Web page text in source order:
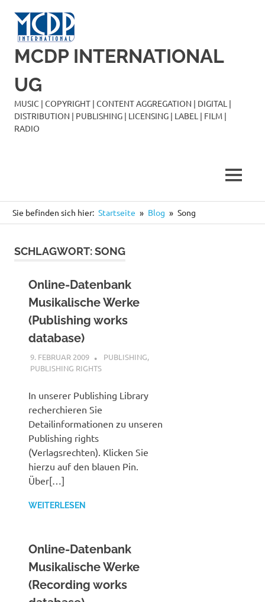
Inhalt
springen
MCDP INTERNATIONAL
UG
MUSIC | COPYRIGHT | CONTENT AGGREGATION | DIGITAL |
DISTRIBUTION | PUBLISHING | LICENSING | LABEL | FILM |
RADIO
MENÜ
Sie befinden sich hier: Startseite Blog Song
SCHLAGWORT:SONG
Online-Datenbank
Musikalische Werke
(Publishing works
database)
9. FEBRUAR 2009 STEFANBRAUN
PUBLISHING,
PUBLISHING RIGHTS
In unserer Publishing Library
recherchieren Sie
Detailinformationen zu unseren
Publishing rights
(Verlagsrechten). Klicken Sie
hierzu auf den blauen Pin.
Über[…]
WEITERLESEN
Online-Datenbank
Musikalische Werke
(Recording works